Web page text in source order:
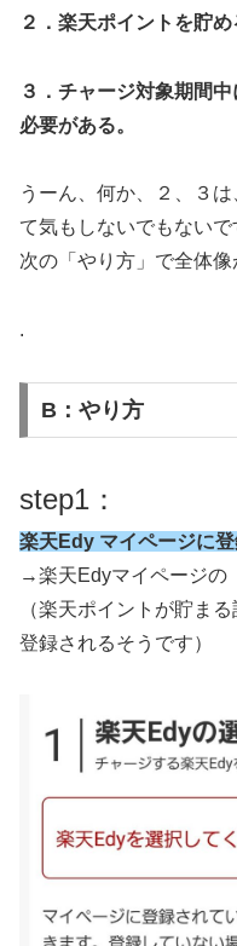
２．楽天ポイントを貯め
３．チャージ対象期間
必要がある。
うーん、何か、２、３
て気もしないでもないで
次の「やり方」で全体像
.
B：やり方
step1：
楽天Edy マイページに
→楽天Edyマイページの
（楽天ポイントが貯ま
登録されるそうです）